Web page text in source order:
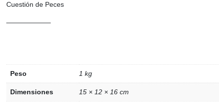
Cuestión de Peces
——————–
Peso 1 kg
Dimensiones 15 × 12 × 16 cm